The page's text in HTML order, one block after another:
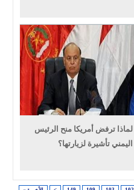
لماذا ترفض أمريكا منح الرئيس
اليمني تأشيرة لزيارتها؟